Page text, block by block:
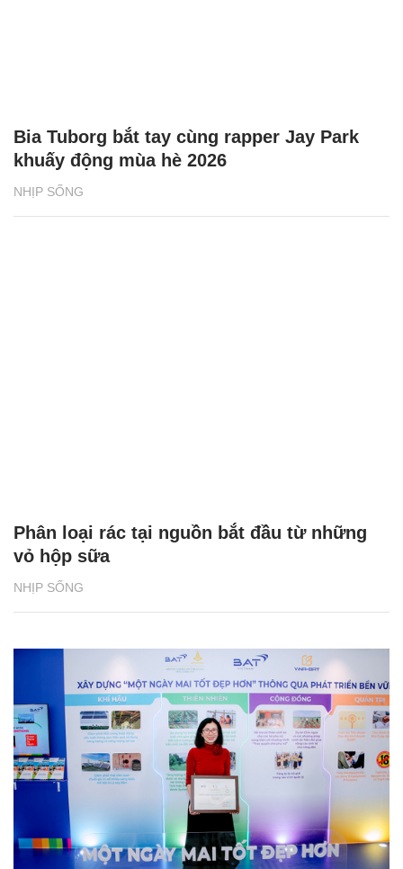
NHỊP SỐNG
Bia Tuborg bắt tay cùng rapper Jay Park
khuấy động mùa hè 2026
NHỊP SỐNG
Phân loại rác tại nguồn bắt đầu từ những
vỏ hộp sữa